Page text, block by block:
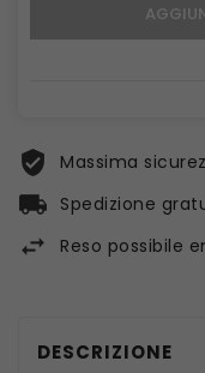
Massima
Spedizione
Reso possibile
DESCRIZIONE